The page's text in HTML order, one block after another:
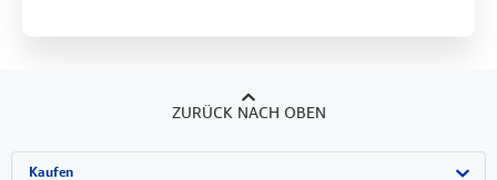
ZURÜCK NACH OBEN
Kaufen